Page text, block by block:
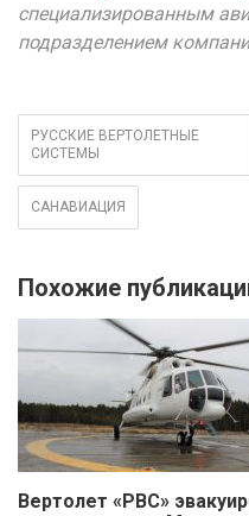
специализированным
подразделением
РУССКИЕ ВЕРТОЛЕТНЫЕ
СИСТЕМЫ
САНАВИАЦИЯ
Похожие
Вертолет «РВС»